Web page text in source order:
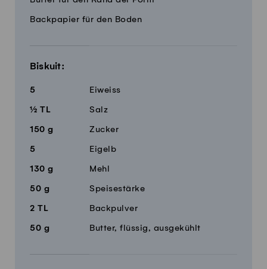
Backpapier für den Boden
Biskuit:
5 Eiweiss
½ TL Salz
150 g Zucker
5 Eigelb
130 g Mehl
50 g Speisestärke
2 TL Backpulver
50 g Butter, flüssig, ausgekühlt